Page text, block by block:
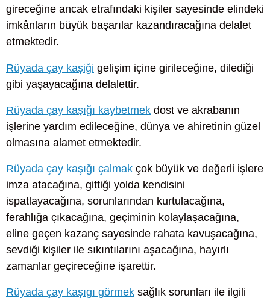
gireceğine ancak etrafındaki kişiler sayesinde elindeki
imkânların büyük başarılar kazandıracağına delalet
etmektedir.
Rüyada çay kaşiği gelişim içine girileceğine, dilediği
gibi yaşayacağına delalettir.
Rüyada çay kaşığı kaybetmek dost ve akrabanın
işlerine yardım edileceğine, dünya ve ahiretinin güzel
olmasına alamet etmektedir.
Rüyada çay kaşığı çalmak çok büyük ve değerli işlere
imza atacağına, gittiği yolda kendisini
ispatlayacağına, sorunlarından kurtulacağına,
ferahlığa çıkacağına, geçiminin kolaylaşacağına,
eline geçen kazanç sayesinde rahata kavuşacağına,
sevdiği kişiler ile sıkıntılarını aşacağına, hayırlı
zamanlar geçireceğine işarettir.
Rüyada çay kaşıgı görmek sağlık sorunları ile ilgili